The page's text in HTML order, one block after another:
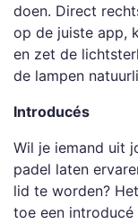
doen. Direct
op de juiste app,
en zet de
de lampen
Introducés
Wil je iemand uit
padel laten
lid te worden?
toe een introducé